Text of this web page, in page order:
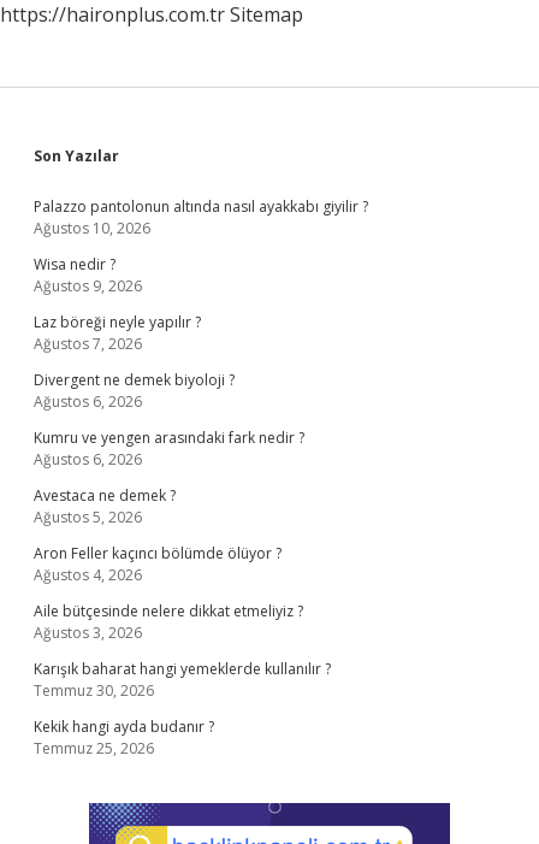
https://haironplus.com.trSitemap
Sidebar
Son Yazılar
Palazzo pantolonun altında nasıl ayakkabı giyilir ?
Ağustos 10, 2026
Wisa nedir ?
Ağustos 9, 2026
Laz böreği neyle yapılır ?
Ağustos 7, 2026
Divergent ne demek biyoloji ?
Ağustos 6, 2026
Kumru ve yengen arasındaki fark nedir ?
Ağustos 6, 2026
Avestaca ne demek ?
Ağustos 5, 2026
Aron Feller kaçıncı bölümde ölüyor ?
Ağustos 4, 2026
Aile bütçesinde nelere dikkat etmeliyiz ?
Ağustos 3, 2026
Karışık baharat hangi yemeklerde kullanılır ?
Temmuz 30, 2026
Kekik hangi ayda budanır ?
Temmuz 25, 2026